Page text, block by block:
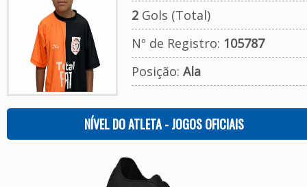
2Gols (Total)
Nº de Registro: 105787
Posição: Ala
NÍVEL DO ATLETA - JOGOS OFICIAIS